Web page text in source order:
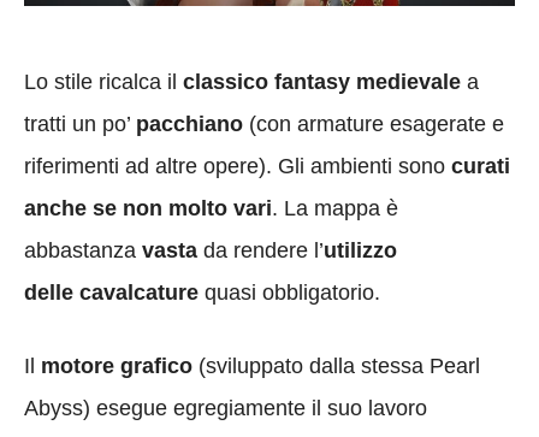
Lo stile ricalca il classico fantasy medievale a
tratti un po’ pacchiano (con armature esagerate e
riferimenti ad altre opere). Gli ambienti sono curati
anche se non molto vari. La mappa è
abbastanza vasta da rendere l’utilizzo
delle cavalcature quasi obbligatorio.
Il motore grafico (sviluppato dalla stessa Pearl
Abyss) esegue egregiamente il suo lavoro